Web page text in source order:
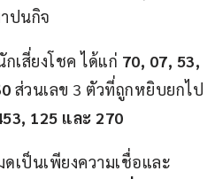
ปนกิจ
เสี่ยงโชค ได้แก่ 70, 07, 53,
ส่วนเลข 3 ตัวที่ถูกหยิบยกไป
125 และ 270
เป็นเพียงความเชื่อและ